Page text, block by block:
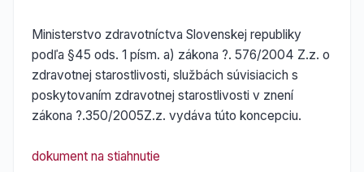
Ministerstvo zdravotníctva Slovenskej republiky
podľa §45 ods. 1 písm. a) zákona ?. 576/2004 Z.z. o
zdravotnej starostlivosti, službách súvisiacich s
poskytovaním zdravotnej starostlivosti v znení
zákona ?.350/2005Z.z. vydáva túto koncepciu.
dokument na stiahnutie